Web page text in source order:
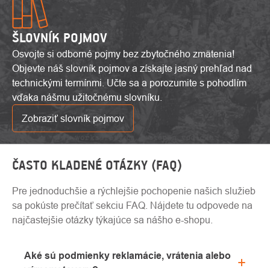
ŠLOVNÍK POJMOV
Osvojte si odborné pojmy bez zbytočného zmätenia!
Objevte náš slovník pojmov a získajte jasný prehľad nad
technickými termínmi. Učte sa a porozumite s pohodlím
vďaka nášmu užitočnému slovníku.
Zobraziť slovník pojmov
ČASTO KLADENÉ OTÁZKY (FAQ)
Pre jednoduchšie a rýchlejšie pochopenie našich služieb
sa pokúste prečítať sekciu FAQ. Nájdete tu odpovede na
najčastejšie otázky týkajúce sa nášho e-shopu.
Aké sú podmienky reklamácie, vrátenia alebo